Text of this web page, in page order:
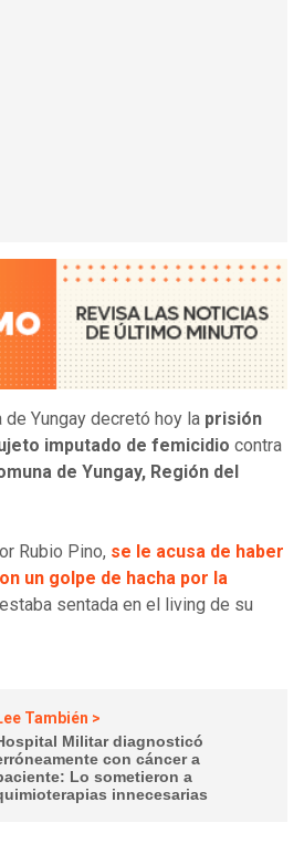
de Yungay decretó hoy la prisión
imputado de femicidio contra
de Yungay, Región del
Rubio Pino, se le acusa de haber
un golpe de hacha por la
sentada en el living de su
También >
Militar diagnosticó
con cáncer a
Lo sometieron a
innecesarias